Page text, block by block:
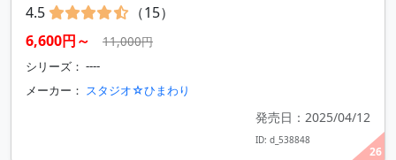
26
4.5
（15）
6,600円～
11,000円
シリーズ： ----
メーカー： スタジオ☆ひまわり
発売日：2025/04/12
ID: d_538848